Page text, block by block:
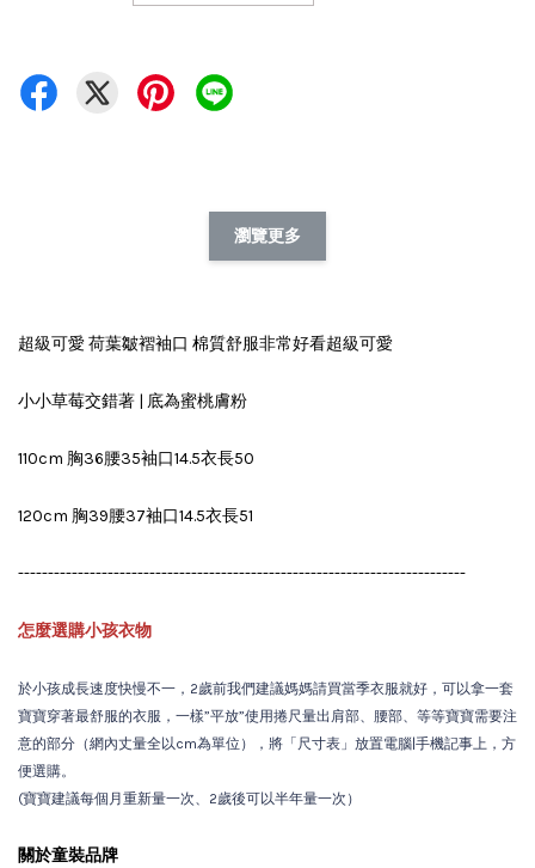
瀏覽更多
超級可愛 荷葉皺褶袖口 棉質舒服非常好看超級可愛
小小草莓交錯著 | 底為蜜桃膚粉
110cm 胸36腰35袖口14.5衣長50
120cm 胸39腰37袖口14.5衣長51
---------------------------------------------------------------------------
怎麼選購小孩衣物
於小孩成長速度快慢不一，2歲前我們建議媽媽請買當季衣服就好，可以拿一套
寶寶穿著最舒服的衣服，一樣”平放”使用捲尺量出肩部、腰部、等等寶寶需要注
意的部分（網內丈量全以cm為單位），將「尺寸表」放置電腦|手機記事上，方
便選購。
(寶寶建議每個月重新量一次、2歲後可以半年量一次）
關於童裝品牌